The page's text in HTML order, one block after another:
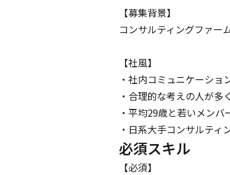
【募集背景】
コンサルティングファー
【社風】
・社内コミュニケーシ
・合理的な考えの人が
・平均29歳と若いメン
・日系大手コンサルテ
必須スキル
【必須】